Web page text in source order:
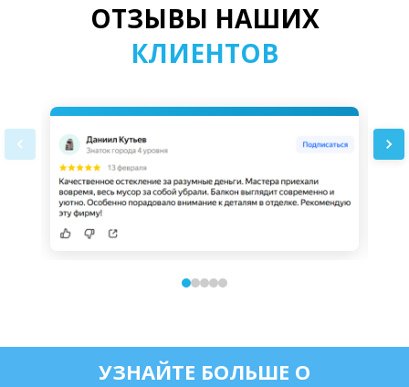
ОТЗЫВЫ НАШИХ
КЛИЕНТОВ
УЗНАЙТЕ БОЛЬШЕ О